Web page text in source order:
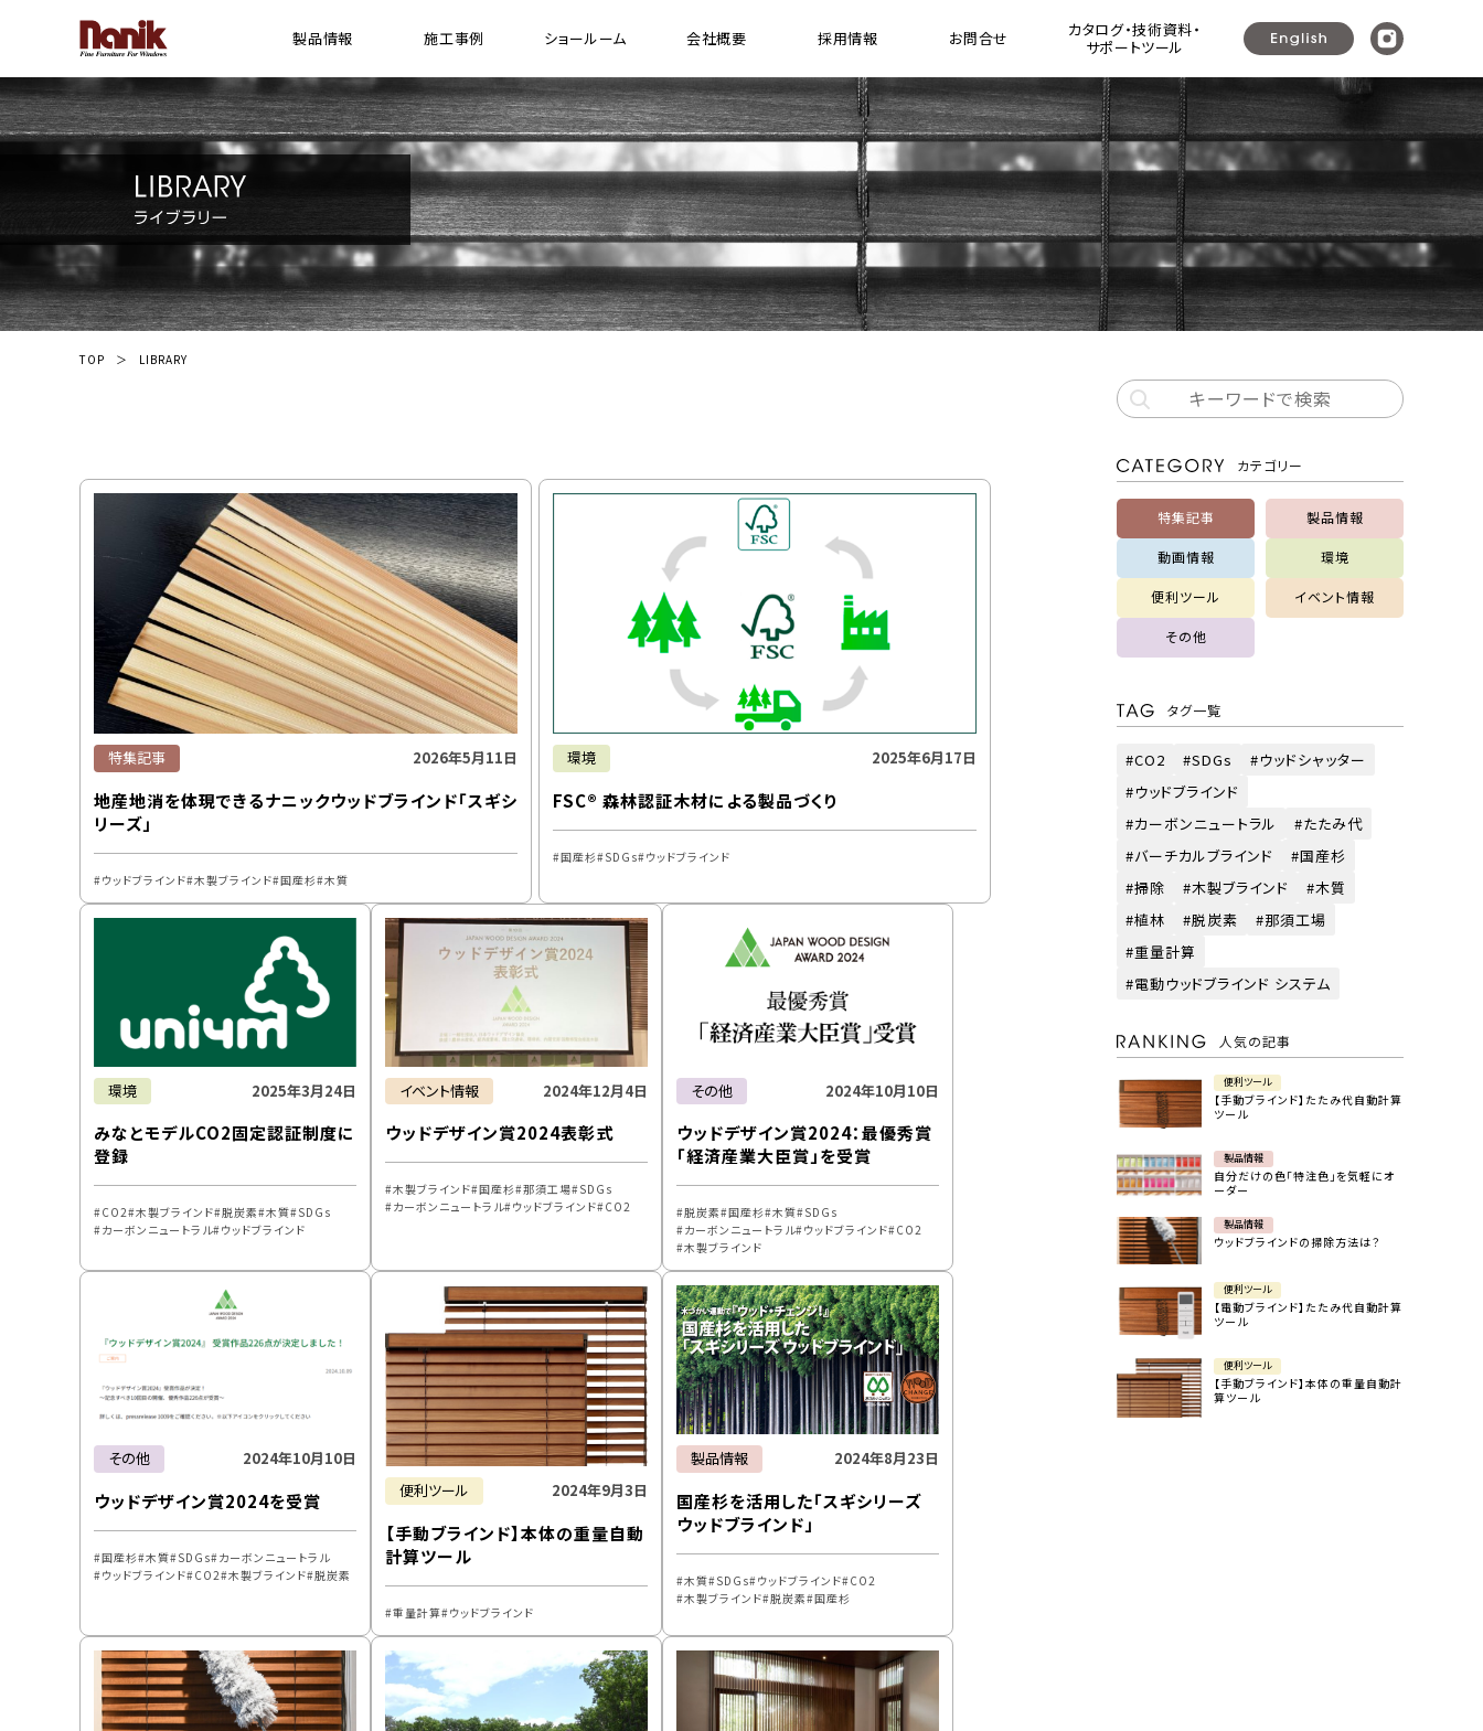
製品情報
[ 木製横型 ブラインド ]
横型 ウッドブラインド
プレミアムシリーズ ウッドブラインド
スギシリーズ ウッドブラインド
Gシリーズ ウッドブラインド
ライトシリーズ ウッドブラインド
FR(防炎)シリーズ ウッドブラインド
[ 木製縦型 ブラインド ]
ウッドバーチカルブラインド
プレミアムシリーズ ウッドバーチカル ブラインド
FR（防炎）シリーズ ウッドバーチカル ブラインド
電動ウッドバーチカルブラインド システム
[ ウッドシャッター ]
ガラリ戸・よろい戸・可動ルーバー建具
プレミアムシリーズ ウッドシャッター+
（可動ルーバー建具・ガラリ戸・よろい戸）
ナニック可動ルーバーユニット
施工事例 ショールーム 会社概要 採用情報 お問合せ
カタログ・技術資料・
サポートツール
TOP LIBRARY
特集記事 2026年5月11日
地産地消を体現できるナニックウッドブラインド「スギシ
リーズ」
ウッドブラインド 木製ブラインド 国産杉 木質
環境 2025年6月17日
FSC® 森林認証木材による製品づくり
国産杉 SDGs ウッドブラインド
環境 2025年3月24日
みなとモデルCO2固定認証制度に
登録
CO2 木製ブラインド 脱炭素 木質 SDGs
カーボンニュートラル ウッドブラインド
イベント情報 2024年12月4日
ウッドデザイン賞2024表彰式
木製ブラインド 国産杉 那須工場 SDGs
カーボンニュートラル ウッドブラインド CO2
その他 2024年10月10日
ウッドデザイン賞2024：最優秀賞
「経済産業大臣賞」を受賞
脱炭素 国産杉 木質 SDGs
カーボンニュートラル ウッドブラインド CO2
木製ブラインド
その他 2024年10月10日
ウッドデザイン賞2024を受賞
国産杉 木質 SDGs カーボンニュートラル
ウッドブラインド CO2 木製ブラインド 脱炭素
便利ツール 2024年9月3日
【手動ブラインド】本体の重量自動
計算ツール
重量計算 ウッドブラインド
製品情報 2024年8月23日
国産杉を活用した「スギシリーズ
ウッドブラインド」
木質 SDGs ウッドブラインド CO2
木製ブラインド 脱炭素 国産杉
カテゴリー
特集記事 製品情報
動画情報 環境
便利ツール イベント情報
その他
タグ一覧
CO2 SDGs
ウッドシャッター
ウッドブラインド
カーボンニュートラル
たたみ代
バーチカルブラインド
国産杉
掃除
木製ブラインド
木質
植林
脱炭素
那須工場
重量計算
電動ウッドブラインド システム
人気の記事
便利ツール
【手動ブラインド】たたみ代自動計算
ツール
製品情報
自分だけの色「特注色」を気軽にオ
ーダー
製品情報
ウッドブラインドの掃除方法は？
便利ツール
【電動ブラインド】たたみ代自動計算
ツール
便利ツール
【手動ブラインド】本体の重量自動計
算ツール